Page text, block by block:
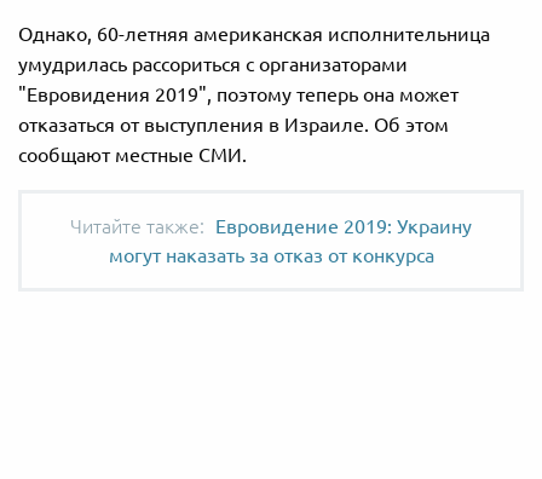
Однако, 60-летняя американская исполнительница
умудрилась рассориться с организаторами
"Евровидения 2019", поэтому теперь она может
отказаться от выступления в Израиле. Об этом
сообщают местные СМИ.
Евровидение 2019: Украину
могут наказать за отказ от конкурса